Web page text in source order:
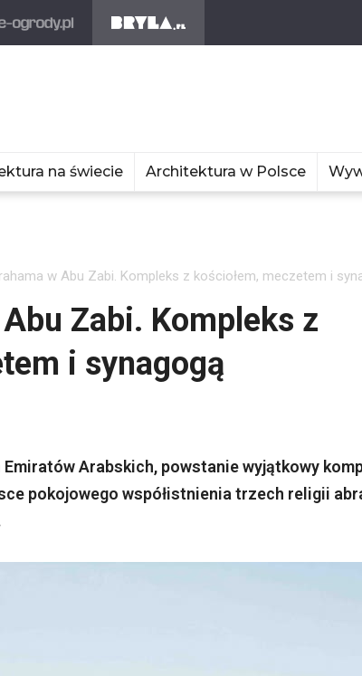
na świecie Architektura w Polsce
w Abu Zabi. Kompleks z kościołem, meczetem i
Zabi. Kompleks z
i synagogą
Arabskich, powstanie wyjątkowy
pokojowego współistnienia trzech religii